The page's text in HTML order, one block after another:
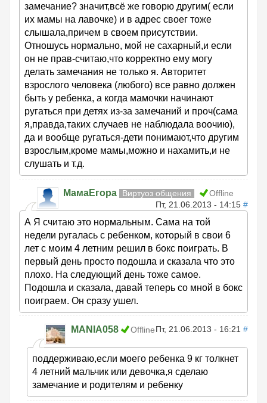
замечание? значит,всё же говорю другим( если
их мамы на лавочке) и в адрес своег тоже
слышала,причем в своем присутствии.
Отношусь нормально, мой не сахарный,и если
он не прав-считаю,что корректно ему могу
делать замечания не только я. Авторитет
взрослого человека (любого) все равно должен
быть у ребенка, а когда мамочки начинают
ругаться при детях из-за замечаний и проч(сама
я,правда,таких случаев не наблюдала воочию),
да и вообще ругаться-дети понимают,что другим
взрослым,кроме мамы,можно и нахамить,и не
слушать и т.д.
МамаЕгора Виртуоз общения
Offline
Пт, 21.06.2013 - 14:15 #
А Я считаю это нормальным. Сама на той
недели ругалась с ребенком, который в свои 6
лет с моим 4 летним решил в бокс поиграть. В
первый день просто подошла и сказала что это
плохо. На следующий день тоже самое.
Подошла и сказала, давай теперь со мной в бокс
поиграем. Он сразу ушел.
MANIA058 Offline Пт, 21.06.2013 - 16:21 #
поддерживаю,если моего ребенка 9 кг толкнет
4 летний мальчик или девочка,я сделаю
замечание и родителям и ребенку